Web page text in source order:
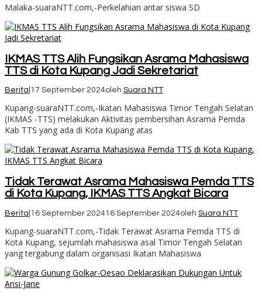
Malaka-suaraNTT.com,-Perkelahian antar siswa SD
IKMAS TTS Alih Fungsikan Asrama Mahasiswa
TTS di Kota Kupang Jadi Sekretariat
Berita 17 September 2024oleh Suara NTT
Kupang-suaraNTT.com,-Ikatan Mahasiswa Timor Tengah Selatan
(IKMAS -TTS) melakukan Aktivitas pembersihan Asrama Pemda
Kab TTS yang ada di Kota Kupang atas
Tidak Terawat Asrama Mahasiswa Pemda TTS
di Kota Kupang, IKMAS TTS Angkat Bicara
Berita 16 September 202416 September 2024oleh Suara NTT
Kupang-suaraNTT.com,-Tidak Terawat Asrama Pemda TTS di
Kota Kupang, sejumlah mahasiswa asal Timor Tengah Selatan
yang tergabung dalam organisasi Ikatan Mahasiswa